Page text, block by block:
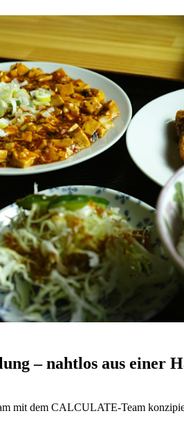
– nahtlos aus einer
mit dem CALCULATE-Team